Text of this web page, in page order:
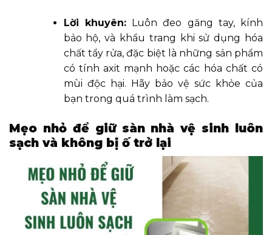
Lời khuyên:Luôn đeo găng tay, kính
bảo hộ, và khẩu trang khi sử dụng hóa
chất tẩy rửa, đặc biệt là những sản phẩm
có tính axit mạnh hoặc các hóa chất có
mùi độc hại. Hãy bảo vệ sức khỏe của
bạn trong quá trình làm sạch.
Mẹo nhỏ để giữ sàn nhà vệ sinh luôn
sạch và không bị ố trở lại